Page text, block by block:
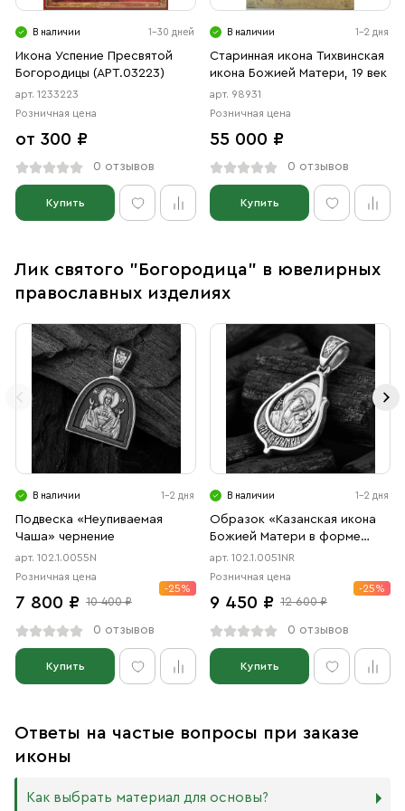
В наличии 1-30 дней
Икона Успение Пресвятой
Богородицы (АРТ.03223)
арт. 1233223
Розничная цена
от 300 ₽
0 отзывов
Купить
В наличии 1-2 дня
Старинная икона Тихвинская
икона Божией Матери, 19 век
арт. 98931
Розничная цена
55 000 ₽
0 отзывов
Купить
Лик святого "Богородица" в ювелирных
православных изделиях
В наличии 1-2 дня
Подвеска «Неупиваемая
Чаша» чернение
арт. 102.1.0055N
Розничная цена
7 800 ₽ 10 400 ₽
-25%
0 отзывов
Купить
В наличии 1-2 дня
Образок «Казанская икона
Божией Матери в форме
цаты» чернение, родий
арт. 102.1.0051NR
Розничная цена
9 450 ₽ 12 600 ₽
-25%
0 отзывов
Купить
Ответы на частые вопросы при заказе
иконы
Как выбрать материал для основы?